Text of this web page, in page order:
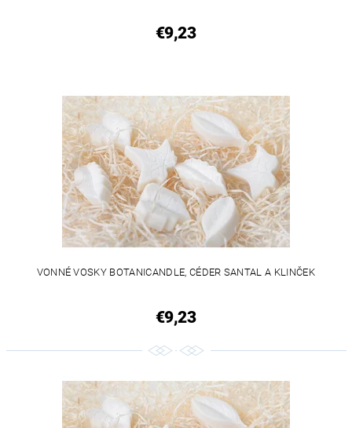
€9,23
VONNÉ VOSKY BOTANICANDLE, CÉDER SANTAL A KLINČEK
€9,23